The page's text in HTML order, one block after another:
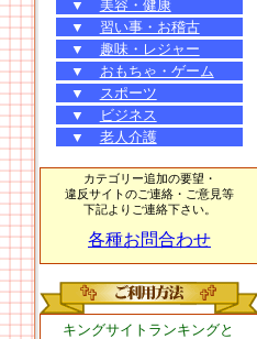
▼
美容・健康
▼
習い事・お稽古
▼
趣味・レジャー
▼
おもちゃ・ゲーム
▼
スポーツ
▼
ビジネス
▼
老人介護
カテゴリー追加の要望・
違反サイトのご連絡・ご意見等
下記よりご連絡下さい。
各種お問合わせ
キングサイトランキングと